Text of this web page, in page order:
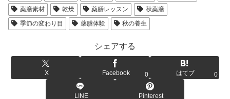
薬膳素材
乾燥 薬膳レッスン
秋薬膳
季節の変わり目
薬膳体験 秋の養生
シェアする
X Facebook 0 はてブ 0
LINE Pinterest